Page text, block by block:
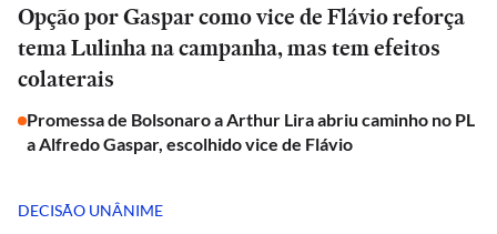
Opção por Gaspar como vice de Flávio reforça
tema Lulinha na campanha, mas tem efeitos
colaterais
Promessa de Bolsonaro a Arthur Lira abriu caminho no PL
a Alfredo Gaspar, escolhido vice de Flávio
DECISÃO UNÂNIME